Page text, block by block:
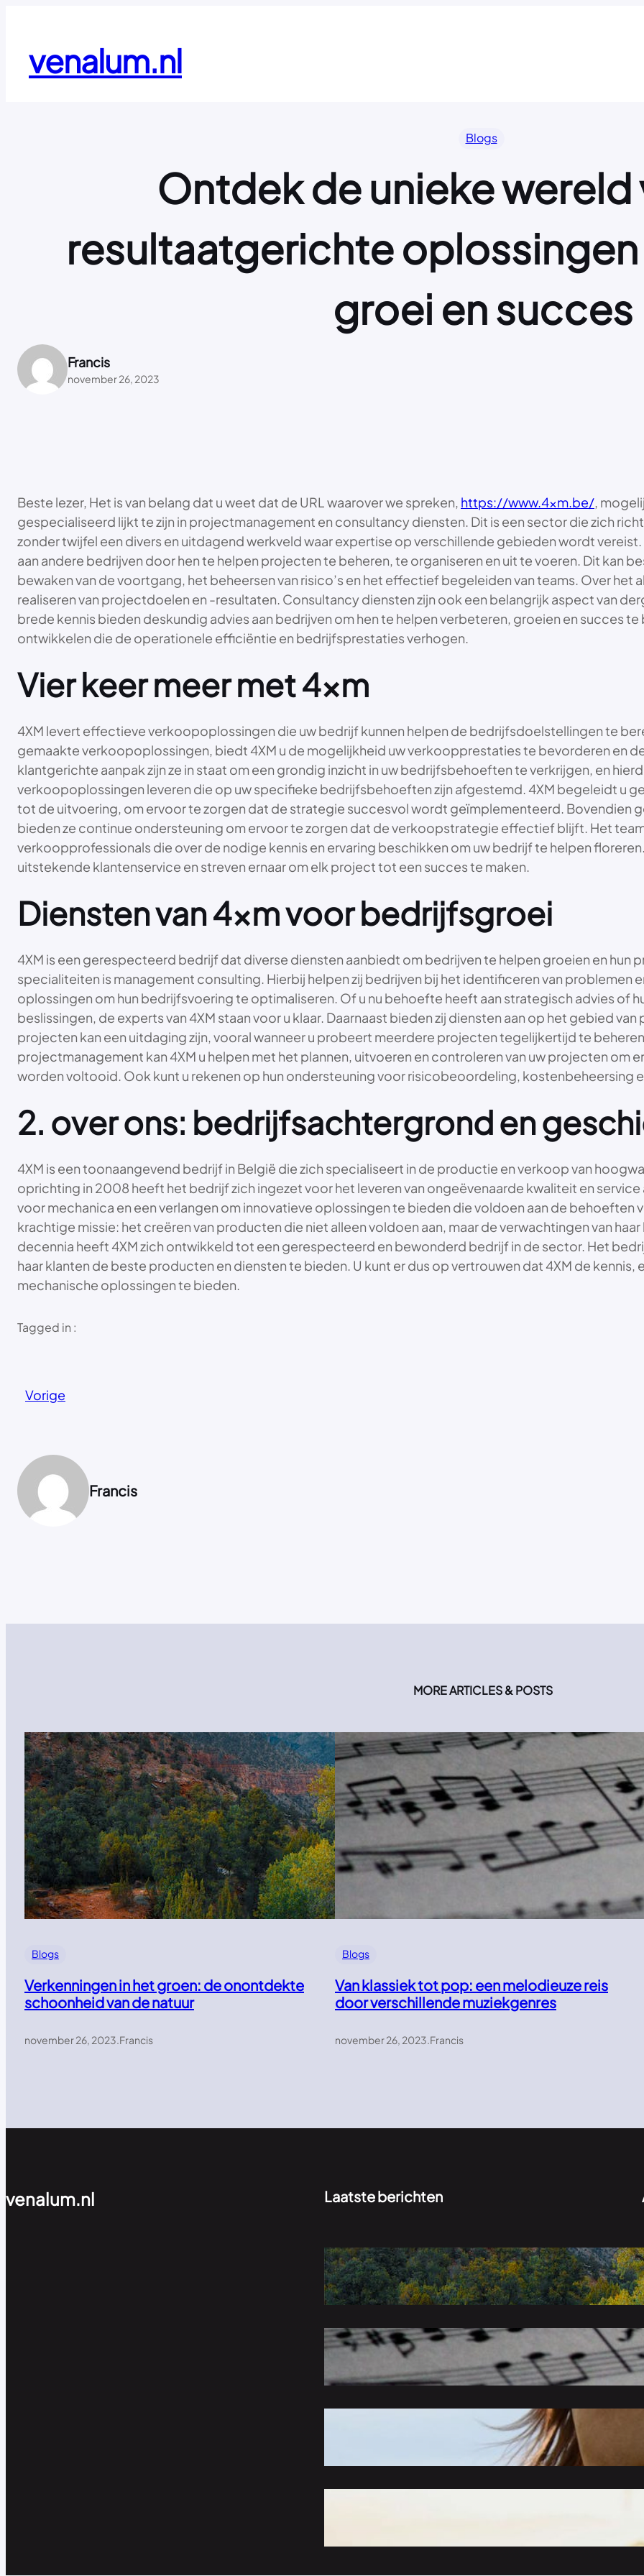
inhoudvenalum.nl
Blogs
Ontdek de unieke wereld
resultaatgerichte
groei en succes
Francis
november 26, 2023
Beste lezer, Het is van belang dat u weet dat de URL waarover we spreken, https://www.4xm.be/,
gespecialiseerd lijkt te zijn in projectmanagement en consultancy diensten. Dit is een sector die zich
zonder twijfel een divers en uitdagend werkveld waar expertise op verschillende gebieden wordt
aan andere bedrijven door hen te helpen projecten te beheren, te organiseren en uit te voeren. Dit kan
bewaken van de voortgang, het beheersen van risico’s en het effectief begeleiden van teams. Over het
realiseren van projectdoelen en -resultaten. Consultancy diensten zijn ook een belangrijk aspect van
brede kennis bieden deskundig advies aan bedrijven om hen te helpen verbeteren, groeien en succes
ontwikkelen die de operationele efficiëntie en bedrijfsprestaties verhogen.
Vier keer meer met 4xm
4XM levert effectieve verkoopoplossingen die uw bedrijf kunnen helpen de bedrijfsdoelstellingen te
gemaakte verkoopoplossingen, biedt 4XM u de mogelijkheid uw verkoopprestaties te bevorderen en
klantgerichte aanpak zijn ze in staat om een grondig inzicht in uw bedrijfsbehoeften te verkrijgen, en
verkoopoplossingen leveren die op uw specifieke bedrijfsbehoeften zijn afgestemd. 4XM begeleidt u
tot de uitvoering, om ervoor te zorgen dat de strategie succesvol wordt geïmplementeerd. Bovendien
bieden ze continue ondersteuning om ervoor te zorgen dat de verkoopstrategie effectief blijft. Het
verkoopprofessionals die over de nodige kennis en ervaring beschikken om uw bedrijf te helpen
uitstekende klantenservice en streven ernaar om elk project tot een succes te maken.
Diensten van 4xm voor bedrijfsgroei
4XM is een gerespecteerd bedrijf dat diverse diensten aanbiedt om bedrijven te helpen groeien en hun
specialiteiten is management consulting. Hierbij helpen zij bedrijven bij het identificeren van problemen
oplossingen om hun bedrijfsvoering te optimaliseren. Of u nu behoefte heeft aan strategisch advies of
beslissingen, de experts van 4XM staan voor u klaar. Daarnaast bieden zij diensten aan op het gebied
projecten kan een uitdaging zijn, vooral wanneer u probeert meerdere projecten tegelijkertijd te
projectmanagement kan 4XM u helpen met het plannen, uitvoeren en controleren van uw projecten om
worden voltooid. Ook kunt u rekenen op hun ondersteuning voor risicobeoordeling, kostenbeheersing
2. over ons: bedrijfsachtergrond en
4XM is een toonaangevend bedrijf in België die zich specialiseert in de productie en verkoop van
oprichting in 2008 heeft het bedrijf zich ingezet voor het leveren van ongeëvenaarde kwaliteit en service
voor mechanica en een verlangen om innovatieve oplossingen te bieden die voldoen aan de behoeften
krachtige missie: het creëren van producten die niet alleen voldoen aan, maar de verwachtingen van
decennia heeft 4XM zich ontwikkeld tot een gerespecteerd en bewonderd bedrijf in de sector. Het
haar klanten de beste producten en diensten te bieden. U kunt er dus op vertrouwen dat 4XM de
mechanische oplossingen te bieden.
Tagged in :
Vorige
Francis
MORE ARTICLES & POSTS
Blogs
Verkenningen in het groen: de onontdekte
schoonheid van de natuur
november 26, 2023.Francis
Blogs
Van klassiek tot pop: een melodieuze reis
door verschillende muziekgenres
november 26, 2023.Francis
venalum.nl Laatste berichten
Verkenningen in het groen: de onontdekte
schoonheid van de natuur
november 26, 2023
Van klassiek tot pop: een melodieuze reis
door verschillende muziekgenres
november 26, 2023
De magische wereld van paarden:
verzorging, rijden en meer
november 26, 2023